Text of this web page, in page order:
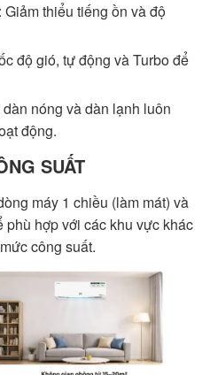
thiểu tiếng ồn và độ
độ gió, tự động và Turbo để
nóng và dàn lạnh luôn
động.
SUẤT
máy 1 chiều (làm mát) và
phù hợp với các khu vực khác
công suất.